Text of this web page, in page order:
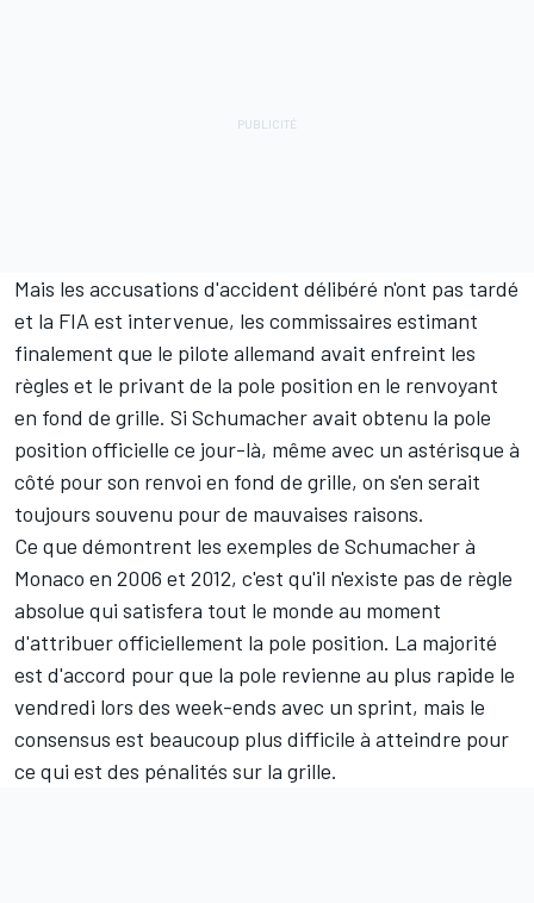
Mais les accusations d'accident délibéré n'ont pas tardé
et la FIA est intervenue, les commissaires estimant
finalement que le pilote allemand avait enfreint les
règles et le privant de la pole position en le renvoyant
en fond de grille. Si Schumacher avait obtenu la pole
position officielle ce jour-là, même avec un astérisque à
côté pour son renvoi en fond de grille, on s'en serait
toujours souvenu pour de mauvaises raisons.
Ce que démontrent les exemples de Schumacher à
Monaco en 2006 et 2012, c'est qu'il n'existe pas de règle
absolue qui satisfera tout le monde au moment
d'attribuer officiellement la pole position. La majorité
est d'accord pour que la pole revienne au plus rapide le
vendredi lors des week-ends avec un sprint, mais le
consensus est beaucoup plus difficile à atteindre pour
ce qui est des pénalités sur la grille.